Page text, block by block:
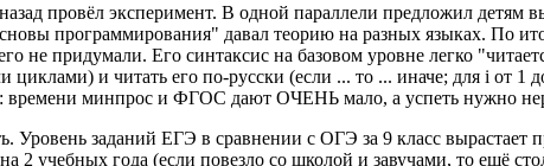
провёл эксперимент. В одной параллели предложил
программирования" давал теорию на разных языках. По
придумали. Его синтаксис на базовом уровне легко
и читать его по-русски (если ... то ... иначе; для i от
минпрос и ФГОС дают ОЧЕНЬ мало, а успеть нужно
заданий ЕГЭ в сравнении с ОГЭ за 9 класс вырастает
2 учебных года (если повезло со школой и завучами, то ещё